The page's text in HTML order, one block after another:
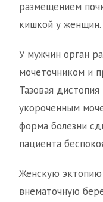
размещением
кишкой у женщин.
У мужчин орган
мочеточником и
Тазовая
укороченным
форма болезни
пациента
Женскую
внематочную